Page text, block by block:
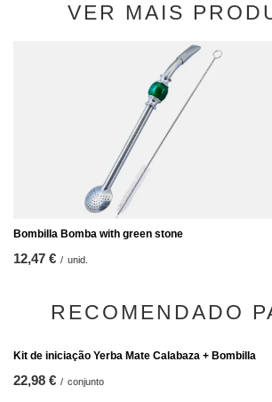
VER MAIS
Bombilla Bomba with green stone
12,47 € / unid.
RECOMENDADO